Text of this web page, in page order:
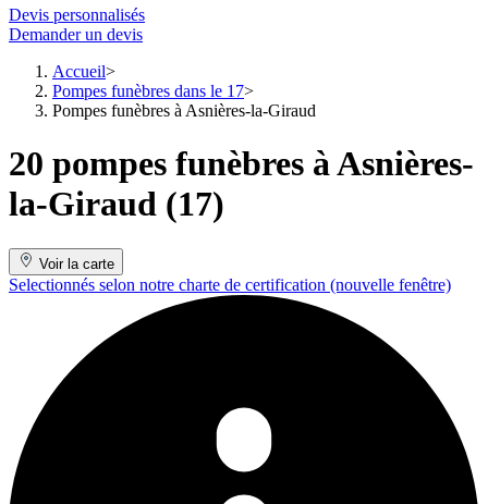
Devis personnalisés
Demander un devis
Accueil
Pompes funèbres dans le 17
Pompes funèbres à Asnières-la-Giraud
20 pompes funèbres à Asnières-
la-Giraud (17)
Voir la carte
Selectionnés selon notre charte de certification (nouvelle fenêtre)